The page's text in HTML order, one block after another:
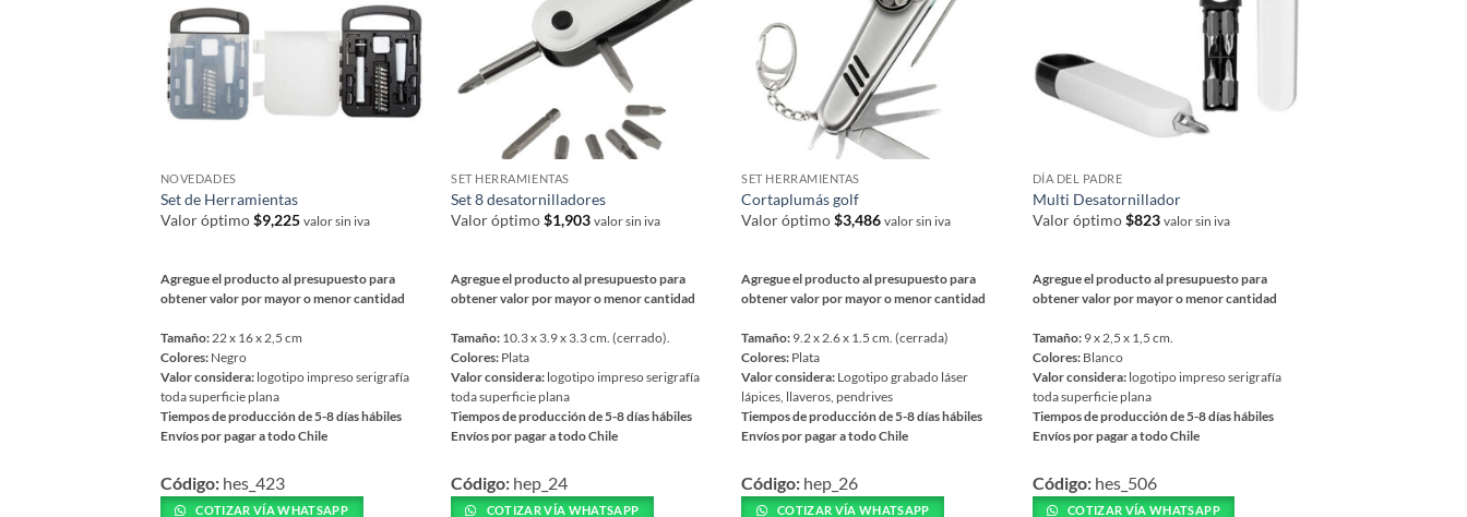
elegir
en
la
página
de
producto
página
producto
NOVEDADES
Set de Herramientas
Valor óptimo$9,225 valor sin iva
Agregue el producto al presupuesto para
obtener valor por mayor o menor cantidad
Tamaño: 22 x 16 x 2,5 cm
Colores: Negro
Valor considera: logotipo impreso serigrafía
toda superficie plana
Tiempos de producción de 5-8 días hábiles
Envíos por pagar a todo Chile
producto
tiene
Código: hes_423
COTIZAR VÍA WHATSAPP
SET HERRAMIENTAS
Set 8 desatornilladores
Valor óptimo$1,903 valor sin iva
Agregue el producto al presupuesto para
obtener valor por mayor o menor cantidad
Tamaño: 10.3 x 3.9 x 3.3 cm. (cerrado).
Colores: Plata
Valor considera: logotipo impreso serigrafía
toda superficie plana
Tiempos de producción de 5-8 días hábiles
Envíos por pagar a todo Chile
producto
tiene
Código: hep_24
COTIZAR VÍA WHATSAPP
SET HERRAMIENTAS
Cortaplumás golf
Valor óptimo$3,486 valor sin iva
Agregue el producto al presupuesto para
obtener valor por mayor o menor cantidad
Tamaño: 9.2 x 2.6 x 1.5 cm. (cerrada)
Colores: Plata
Valor considera: Logotipo grabado láser
lápices, llaveros, pendrives
Tiempos de producción de 5-8 días hábiles
Envíos por pagar a todo Chile
producto
tiene
Código: hep_26
COTIZAR VÍA WHATSAPP
DÍA DEL PADRE
Multi Desatornillador
Valor óptimo$823 valor sin iva
Agregue el producto al presupuesto para
obtener valor por mayor o menor cantidad
Tamaño: 9 x 2,5 x 1,5 cm.
Colores: Blanco
Valor considera: logotipo impreso serigrafía
toda superficie plana
Tiempos de producción de 5-8 días hábiles
Envíos por pagar a todo Chile
producto
tiene
Código: hes_506
COTIZAR VÍA WHATSAPP